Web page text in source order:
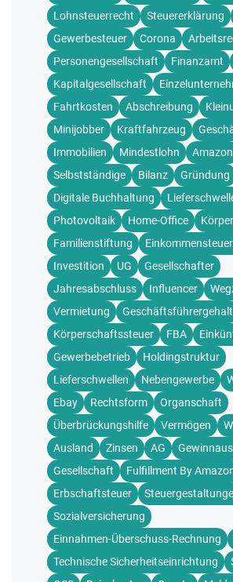
Lohnsteuerrecht
Steuererklärung
Gewerbesteuer
Corona
Personengesellschaft
Finanzamt
Kapitalgesellschaft
Fahrtkosten
Abschreibung
Minijobber
Kraftfahrzeug
Immobilien
Mindestlohn
Amazon
Selbstständige
Bilanz
Gründung
Digitale Buchhaltung
Photovoltaik
Home-Office
Familienstiftung
Investition
UG
Gesellschafter
Jahresabschluss
Influencer
Vermietung
Geschäftsführergehalt
Körperschaftssteuer
FBA
Gewerbebetrieb
Holdingstruktur
Lieferschwellen
Nebengewerbe
Ebay
Rechtsform
Organschaft
Überbrückungshilfe
Vermögen
Ausland
Zinsen AG
Gesellschaft
Fulfillment By
Erbschaftsteuer
Sozialversicherung
Einnahmen-Überschuss-Rechnung
Technische Sicherheitseinrichtung